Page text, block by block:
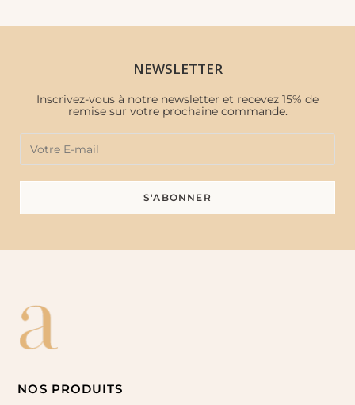
NEWSLETTER
Inscrivez-vous à notre newsletter et recevez 15% de
remise sur votre prochaine commande.
NOS PRODUITS